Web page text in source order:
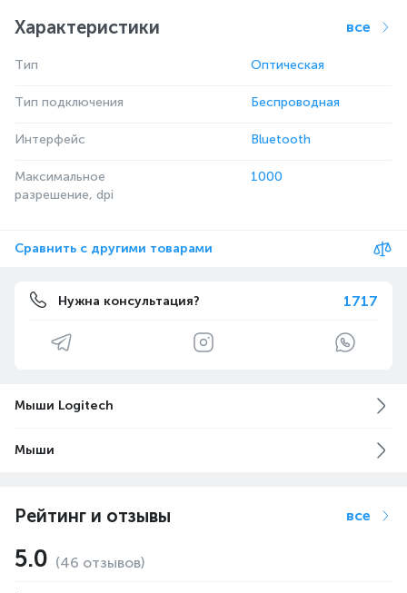
Характеристики все
Тип Оптическая
Тип подключения Беспроводная
Интерфейс Bluetooth
Максимальное
разрешение, dpi
1000
Сравнить с другими товарами
Нужна консультация? 1717
Мыши Logitech
Мыши
Рейтинг и отзывы все
5.0 (46 отзывов)